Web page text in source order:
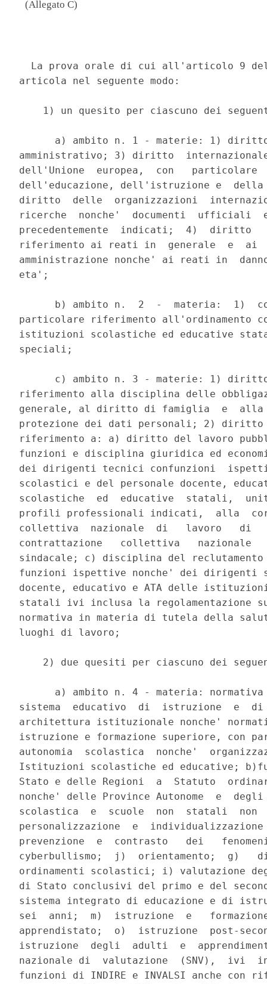
(Allegato C)
La prova orale di cui all'articolo 9
articola nel seguente modo:
1) un quesito per ciascuno dei
a) ambito n. 1 - materie: 1)
amministrativo; 3) diritto
dell'Unione  europea,  con
dell'educazione, dell'istruzione e
diritto  delle  organizzazioni
ricerche  nonche'  documenti
precedentemente  indicati;  4)  diritto
riferimento ai reati in  generale  e  ai
amministrazione nonche' ai reati in
eta';
b) ambito n.  2  -  materia:  1)
particolare riferimento all'ordinamento
istituzioni scolastiche ed educative
speciali;
c) ambito n. 3 - materie: 1)
riferimento alla disciplina delle
generale, al diritto di famiglia  e  alla
protezione dei dati personali; 2) diritto
riferimento a: a) diritto del lavoro
funzioni e disciplina giuridica ed
dei dirigenti tecnici confunzioni
scolastici e del personale docente,
scolastiche  ed  educative  statali,
profili professionali indicati,  alla
collettiva  nazionale  di   lavoro   di
contrattazione   collettiva
sindacale; c) disciplina del
funzioni ispettive nonche' dei dirigenti
docente, educativo e ATA delle
statali ivi inclusa la regolamentazione
normativa in materia di tutela della
luoghi di lavoro;
2) due quesiti per ciascuno dei
a) ambito n. 4 - materia:
sistema  educativo  di  istruzione  e
architettura istituzionale nonche'
istruzione e formazione superiore, con
autonomia  scolastica  nonche'
Istituzioni scolastiche ed educative;
Stato e delle Regioni  a  Statuto
nonche' delle Province Autonome  e
scolastica  e  scuole  non  statali
personalizzazione  e
prevenzione  e  contrasto   dei
cyberbullismo;  j)  orientamento;  g)
ordinamenti scolastici; i) valutazione
di Stato conclusivi del primo e del
sistema integrato di educazione e di
sei  anni;  m)  istruzione  e
apprendistato;  o)  istruzione  post-
istruzione  degli  adulti  e
nazionale di  valutazione  (SNV),  ivi
funzioni di INDIRE e INVALSI anche